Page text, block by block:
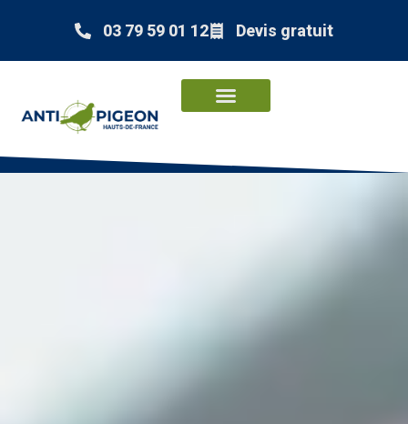
03 79 59 01 12 Devis gratuit